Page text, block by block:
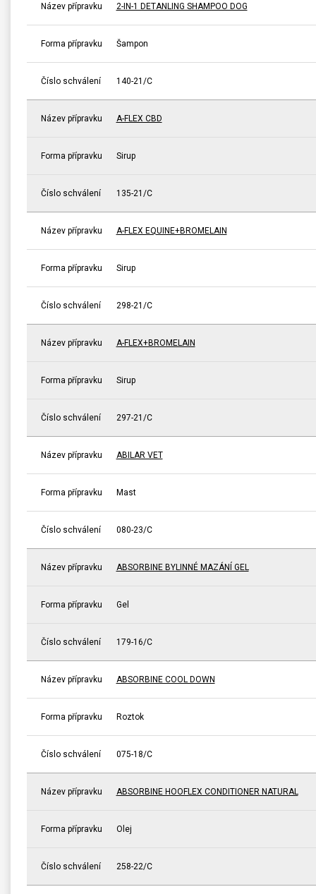
Název přípravku 2-IN-1 DETANLING SHAMPOO DOG
Forma přípravku Šampon
Číslo schválení 140-21/C
Název přípravku A-FLEX CBD
Forma přípravku Sirup
Číslo schválení 135-21/C
Název přípravku A-FLEX EQUINE+BROMELAIN
Forma přípravku Sirup
Číslo schválení 298-21/C
Název přípravku A-FLEX+BROMELAIN
Forma přípravku Sirup
Číslo schválení 297-21/C
Název přípravku ABILAR VET
Forma přípravku Mast
Číslo schválení 080-23/C
Název přípravku ABSORBINE BYLINNÉ MAZÁNÍ GEL
Forma přípravku Gel
Číslo schválení 179-16/C
Název přípravku ABSORBINE COOL DOWN
Forma přípravku Roztok
Číslo schválení 075-18/C
Název přípravku ABSORBINE HOOFLEX CONDITIONER NATURAL
Forma přípravku Olej
Číslo schválení 258-22/C